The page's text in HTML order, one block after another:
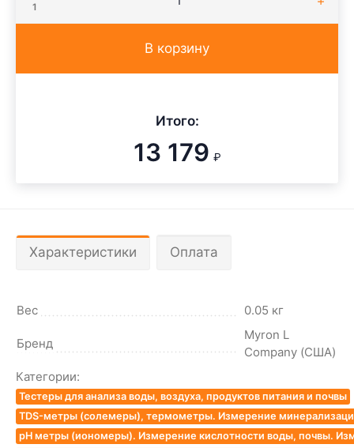
1
В корзину
Итого:
13 179 ₽
Характеристики Оплата
Вес 0.05 кг
Бренд
Myron L
Company (США)
Категории:
Тестеры для анализа воды, воздуха, продуктов питания и почвы
TDS-метры (солемеры), термометры. Измерение
pH метры (иономеры). Измерение кислотности воды, почвы.